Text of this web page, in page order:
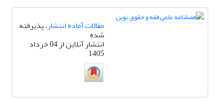
مقالات آماده انتشار، پذیرفته
شده
انتشار آنلاین از 04 خرداد
1405